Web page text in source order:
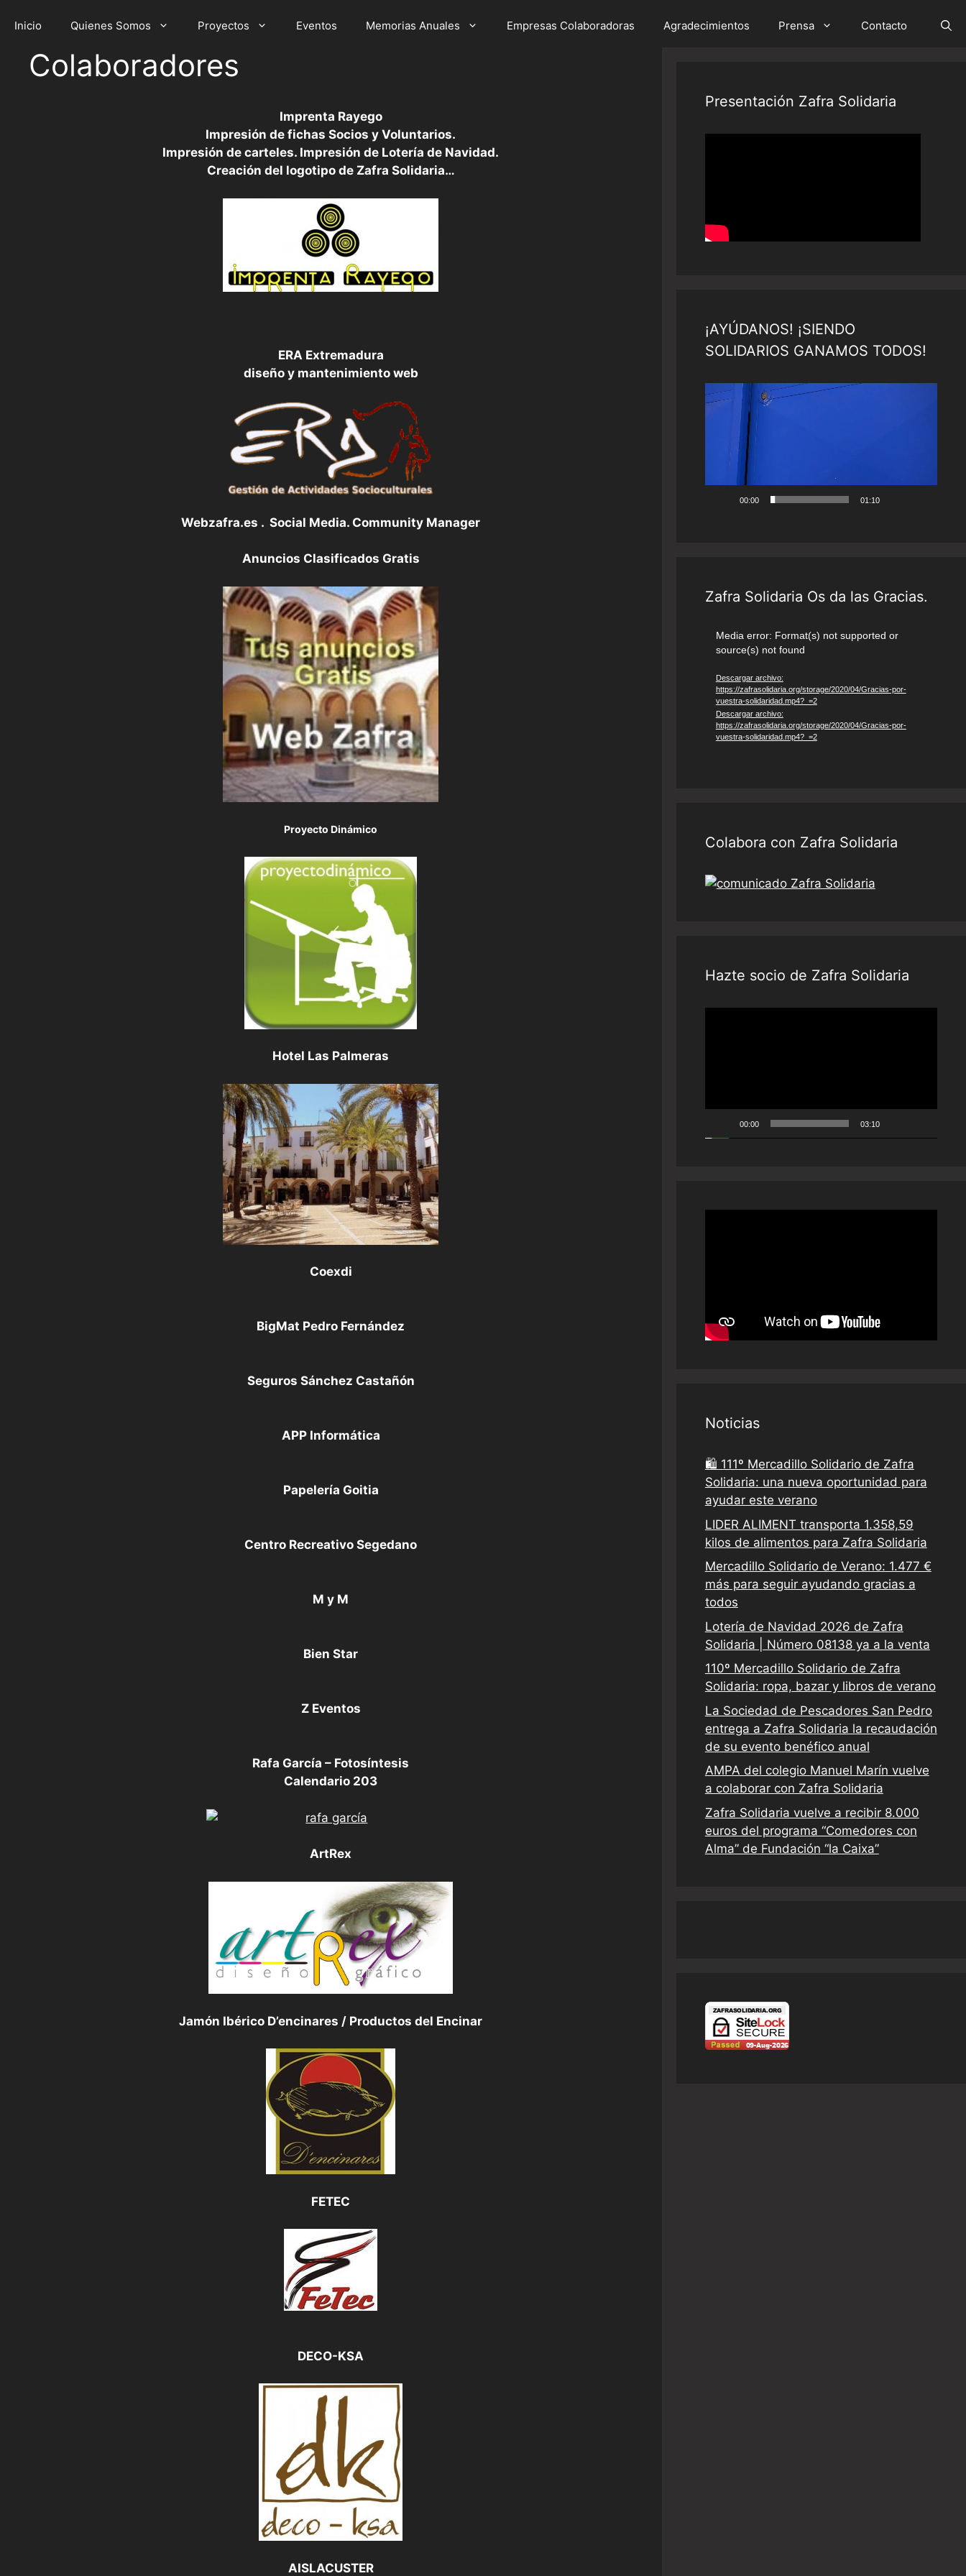
Inicio Quienes Somos Proyectos Eventos Memorias Anuales Empresas Colaboradoras Agradecimientos Prensa Contacto
Colaboradores
Imprenta Rayego
Impresión de fichas Socios y Voluntarios.
Impresión de carteles. Impresión de Lotería de Navidad.
Creación del logotipo de Zafra Solidaria…
ERA Extremadura
diseño y mantenimiento web
Webzafra.es . Social Media. Community Manager
Anuncios Clasificados Gratis
Proyecto Dinámico
Hotel Las Palmeras
Coexdi
BigMat Pedro Fernández
Seguros Sánchez Castañón
APP Informática
Papelería Goitia
Centro Recreativo Segedano
M y M
Bien Star
Z Eventos
Rafa García – Fotosíntesis
Calendario 203
ArtRex
Jamón Ibérico D’encinares / Productos del Encinar
FETEC
DECO-KSA
AISLACUSTER
Presentación Zafra Solidaria
¡AYÚDANOS! ¡SIENDO
SOLIDARIOS GANAMOS TODOS!
Reproductor
00:00 01:10
Zafra Solidaria Os da las Gracias.
Reproductor
de
vídeo
Media error: Format(s) not supported or
source(s) not found
Descargar archivo:
https://zafrasolidaria.org/storage/2020/04/Gracias-por-
vuestra-solidaridad.mp4?_=2
Descargar archivo:
https://zafrasolidaria.org/storage/2020/04/Gracias-por-
vuestra-solidaridad.mp4?_=2
Colabora con Zafra Solidaria
Hazte socio de Zafra Solidaria
00:00 03:10
Noticias
🛍️ 111º Mercadillo Solidario de Zafra
Solidaria: una nueva oportunidad para
ayudar este verano
LIDER ALIMENT transporta 1.358,59
kilos de alimentos para Zafra Solidaria
Mercadillo Solidario de Verano: 1.477 €
más para seguir ayudando gracias a
todos
Lotería de Navidad 2026 de Zafra
Solidaria | Número 08138 ya a la venta
110º Mercadillo Solidario de Zafra
Solidaria: ropa, bazar y libros de verano
La Sociedad de Pescadores San Pedro
entrega a Zafra Solidaria la recaudación
de su evento benéfico anual
AMPA del colegio Manuel Marín vuelve
a colaborar con Zafra Solidaria
Zafra Solidaria vuelve a recibir 8.000
euros del programa “Comedores con
Alma” de Fundación “la Caixa”